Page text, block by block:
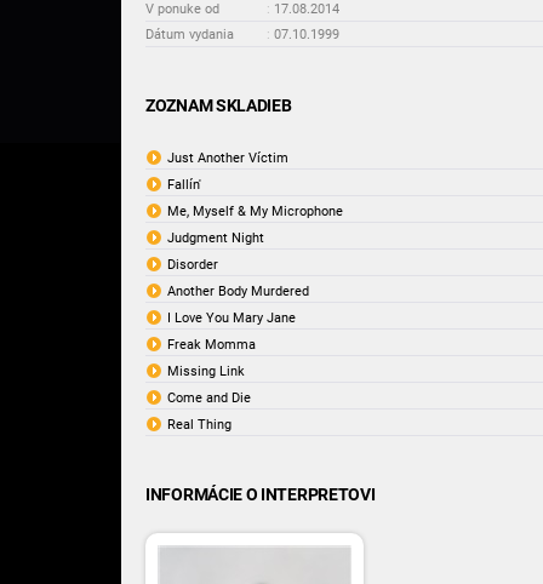
V ponuke od
: 17.08.2014
Dátum vydania
: 07.10.1999
ZOZNAM SKLADIEB
Just Another Víctim
Fallín'
Me, Myself & My Microphone
Judgment Night
Disorder
Another Body Murdered
I Love You Mary Jane
Freak Momma
Missing Link
Come and Die
Real Thing
INFORMÁCIE O INTERPRETOVI